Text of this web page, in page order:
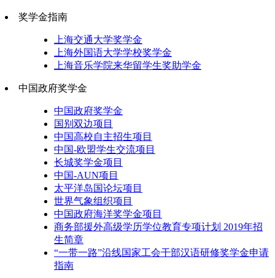
奖学金指南
上海交通大学奖学金
上海外国语大学学校奖学金
上海音乐学院来华留学生奖助学金
中国政府奖学金
中国政府奖学金
国别双边项目
中国高校自主招生项目
中国-欧盟学生交流项目
长城奖学金项目
中国-AUN项目
太平洋岛国论坛项目
世界气象组织项目
中国政府海洋奖学金项目
商务部援外高级学历学位教育专项计划 2019年招
生简章
“一带一路”沿线国家工会干部汉语研修奖学金申请
指南